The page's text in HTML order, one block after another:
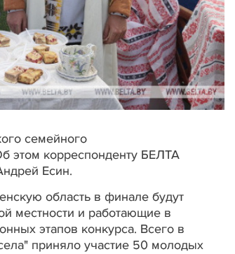
семейного
этом корреспонденту БЕЛТА
Есин.
область в финале будут
местности и работающие в
этапов конкурса. Всего в
приняло участие 50 молодых